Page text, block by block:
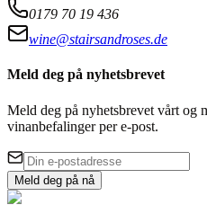
0179 70 19 436
wine@stairsandroses.de
Meld deg på nyhetsbrevet
Meld deg på nyhetsbrevet vårt og
vinanbefalinger per e-post.
Meld deg på nå